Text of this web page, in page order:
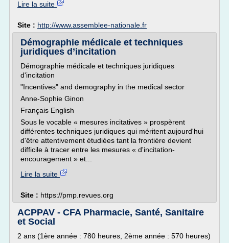
Lire la suite
Site : http://www.assemblee-nationale.fr
Démographie médicale et techniques
juridiques d’incitation
Démographie médicale et techniques juridiques
d'incitation
"Incentives" and demography in the medical sector
Anne-Sophie Ginon
Français English
Sous le vocable « mesures incitatives » prospèrent
différentes techniques juridiques qui méritent aujourd'hui
d'être attentivement étudiées tant la frontière devient
difficile à tracer entre les mesures « d'incitation-
encouragement » et...
Lire la suite
Site : https://pmp.revues.org
ACPPAV - CFA Pharmacie, Santé, Sanitaire
et Social
2 ans (1ère année : 780 heures, 2ème année : 570 heures)